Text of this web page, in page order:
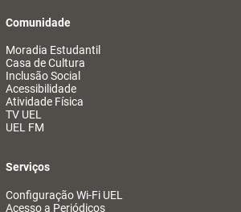
Comunidade
Moradia Estudantil
Casa de Cultura
Inclusão Social
Acessibilidade
Atividade Física
TV UEL
UEL FM
Serviços
Configuração Wi-Fi UEL
Acesso a Periódicos